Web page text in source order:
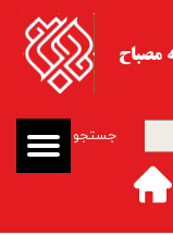
جستجو
مصباح